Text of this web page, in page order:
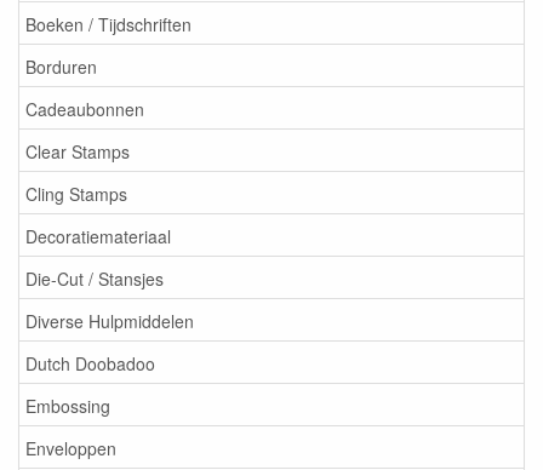
Boeken / Tijdschriften
Borduren
Cadeaubonnen
Clear Stamps
Cling Stamps
Decoratiemateriaal
Die-Cut / Stansjes
Diverse Hulpmiddelen
Dutch Doobadoo
Embossing
Enveloppen